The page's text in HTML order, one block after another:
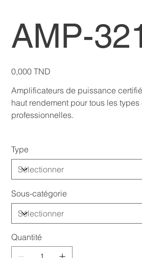
AMP-
Prix
0,000 TND
Amplificateurs de puissance
haut rendement pour tous les
professionnelles.
Type
Sous-catégorie
Quantité